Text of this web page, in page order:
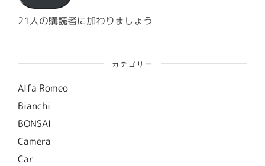
レ
ス
21人の購読者に加わりましょう
カテゴリー
Alfa Romeo
Bianchi
BONSAI
Camera
Car